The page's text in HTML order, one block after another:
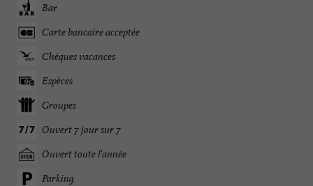
Bar
Carte bancaire acceptée
Chèques vacances
Espèces
Groupes
Ouvert 7 jour sur 7
Ouvert toute l'année
Parking